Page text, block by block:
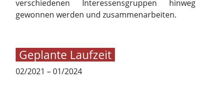
verschiedenen Interessensgruppen hinweg
gewonnen werden und zusammenarbeiten.
Geplante Laufzeit
02/2021 – 01/2024